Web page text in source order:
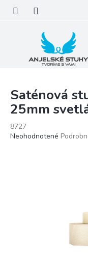
obsah
Saténová
25mm
8727
Priemerné
Neohodnotené